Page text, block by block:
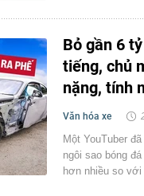
Bỏ gần 6
tiếng, chủ
nặng, tính
Văn hóa xe
Một YouTuber
ngôi sao bóng
hơn nhiều so